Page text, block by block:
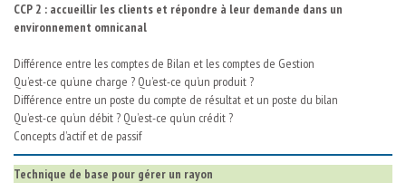
CCP 2 : accueillir les clients et répondre à leur demande dans un
environnement omnicanal
Différence entre les comptes de Bilan et les comptes de Gestion
Qu’est-ce qu’une charge ? Qu’est-ce qu’un produit ?
Différence entre un poste du compte de résultat et un poste du bilan
Qu’est-ce qu’un débit ? Qu’est-ce qu’un crédit ?
Concepts d’actif et de passif
Technique de base pour gérer un rayon